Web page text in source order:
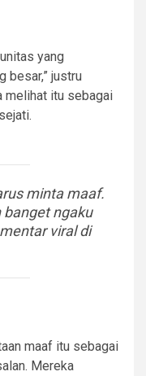
yang
besar,” justru
melihat itu sebagai
minta maaf.
banget ngaku
viral di
maaf itu sebagai
Mereka